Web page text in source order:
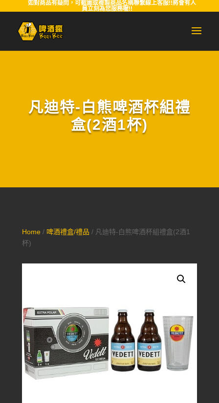
如對商品有疑問，可截圖或複製商品名稱聯繫線上客服!!將會有人
員立刻為您服務喔!!
凡迪特-白熊啤酒杯組禮
盒(2酒1杯)
Home/ 啤酒禮盒/禮品 / 凡迪特-白熊啤酒杯組禮盒(2酒1
杯)